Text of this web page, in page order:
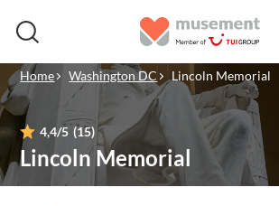
Home Washington DC Lincoln Memorial
4,4/5 (15)
Lincoln Memorial